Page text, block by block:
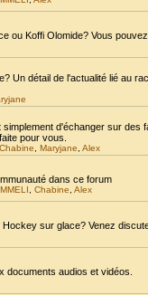
ou Koffi Olomide? Vous
Un détail de l'actualité lié au
d'échanger sur
pour vous.
Chabine Maryjane Alex
dans ce forum
Chabine Alex
sur glace? Venez
documents audios et vidéos.